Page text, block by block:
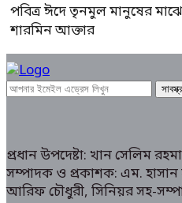
পবিত্র ঈদে তৃনমুল মানুষের মাঝে
শারমিন আক্তার
প্রধান উপদেষ্টা: খান সেলিম
সম্পাদক ও প্রকাশক: এম.
আরিফ চৌধুরী, সিনিয়র সহ-